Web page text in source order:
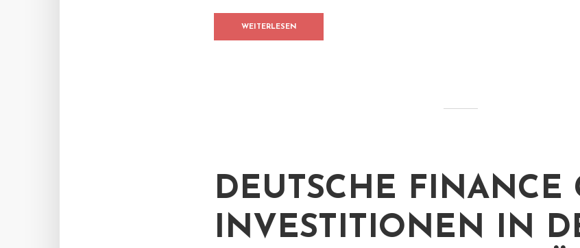
WEITERLESEN
DEUTSCHE FINANCE
INVESTITIONEN IN